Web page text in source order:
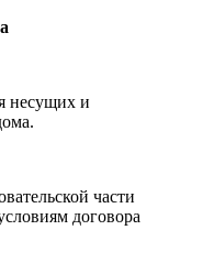
несущих и
части
договора